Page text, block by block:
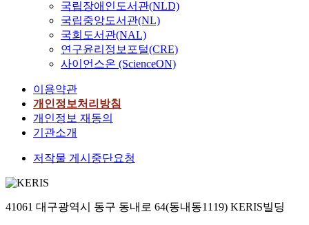
국립장애인도서관(NLD)
국립중앙도서관(NL)
국회도서관(NAL)
연구윤리정보포털(CRE)
사이언스온 (ScienceON)
이용약관
개인정보처리방침
개인정보 재동의
기관소개
저작물 게시중단요청
41061 대구광역시 동구 동내로 64(동내동1119) KERIS빌딩